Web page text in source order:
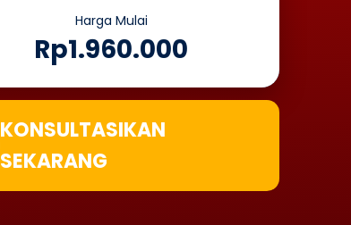
Harga Mulai
Rp1.960.000
KONSULTASIKAN
SEKARANG